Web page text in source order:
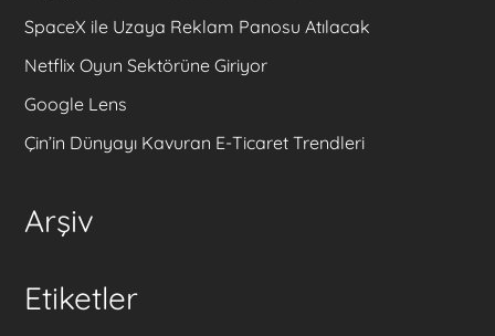
SpaceX ile Uzaya Reklam Panosu Atılacak
Netflix Oyun Sektörüne Giriyor
Google Lens
Çin’in Dünyayı Kavuran E-Ticaret Trendleri
Arşiv
Etiketler